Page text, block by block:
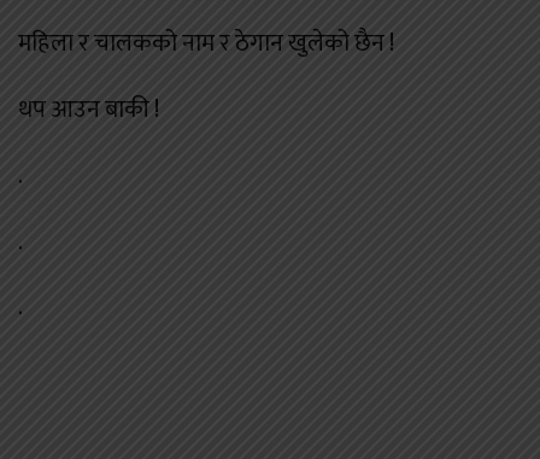
महिला र चालकको नाम र ठेगान खुलेको छैन !
थप आउन बाकी !
.
.
.